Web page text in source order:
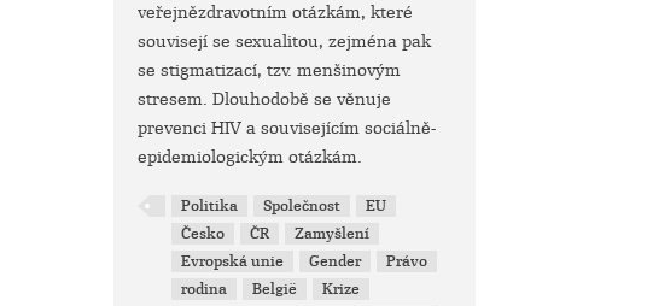
veřejnězdravotním otázkám, které
souvisejí se sexualitou, zejména pak
se stigmatizací, tzv. menšinovým
stresem. Dlouhodobě se věnuje
prevenci HIV a souvisejícím sociálně-
epidemiologickým otázkám.
Politika Společnost
EU
Česko
ČR
Zamyšlení
Evropská unie
Gender
Právo
rodina
België
Krize